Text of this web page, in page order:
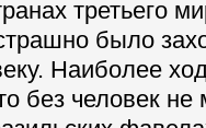
третьего
было
Наиболее
без человек